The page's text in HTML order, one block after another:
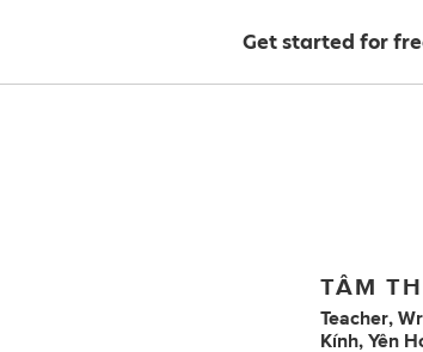
Get started for
TÂM
Teacher,
Kính, Yên